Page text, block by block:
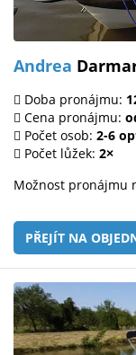
Andrea
Doba pronájmu:
Cena pronájmu:
Počet osob: 2-6
Počet lůžek: 2×
Možnost pronájmu
PŘEJÍT NA